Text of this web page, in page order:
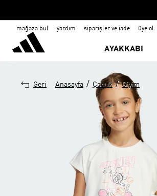
mağaza bul yardım siparişler ve iade üye ol
AYAKKABI
Geri Anasayfa / Çocuk / Giyim